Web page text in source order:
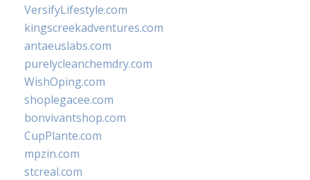
VersifyLifestyle.com
kingscreekadventures.com
antaeuslabs.com
purelycleanchemdry.com
WishOping.com
shoplegacee.com
bonvivantshop.com
CupPlante.com
mpzin.com
stcreal.com